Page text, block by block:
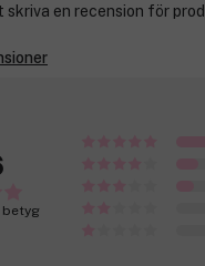
en recension för
betyg